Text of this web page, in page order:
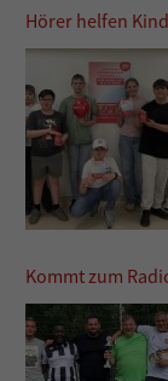
Hörer helfen
Kommt zum